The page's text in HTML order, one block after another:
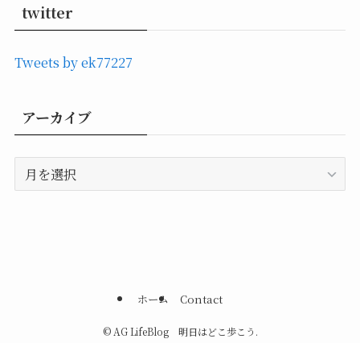
twitter
Tweets by ek77227
アーカイブ
ー
ホーム Contact
©AG LifeBlog 明日はどこ歩こう.